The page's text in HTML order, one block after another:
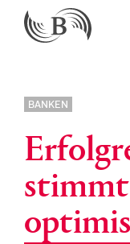
BANKEN
stimmt